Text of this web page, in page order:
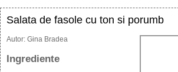
Salata de fasole cu ton si porumb
Autor: Gina Bradea
Ingrediente